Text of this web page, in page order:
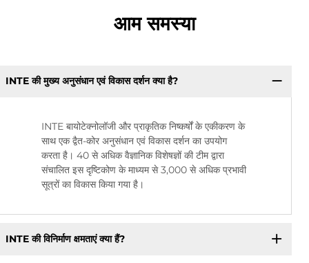
आम समस्या
INTE की मुख्य अनुसंधान एवं विकास दर्शन क्या है?
INTE बायोटेक्नोलॉजी और प्राकृतिक निष्कर्षों के एकीकरण के
साथ एक द्वैत-कोर अनुसंधान एवं विकास दर्शन का उपयोग
करता है। 40 से अधिक वैज्ञानिक विशेषज्ञों की टीम द्वारा
संचालित इस दृष्टिकोण के माध्यम से 3,000 से अधिक प्रभावी
सूत्रों का विकास किया गया है।
INTE की विनिर्माण क्षमताएं क्या हैं?